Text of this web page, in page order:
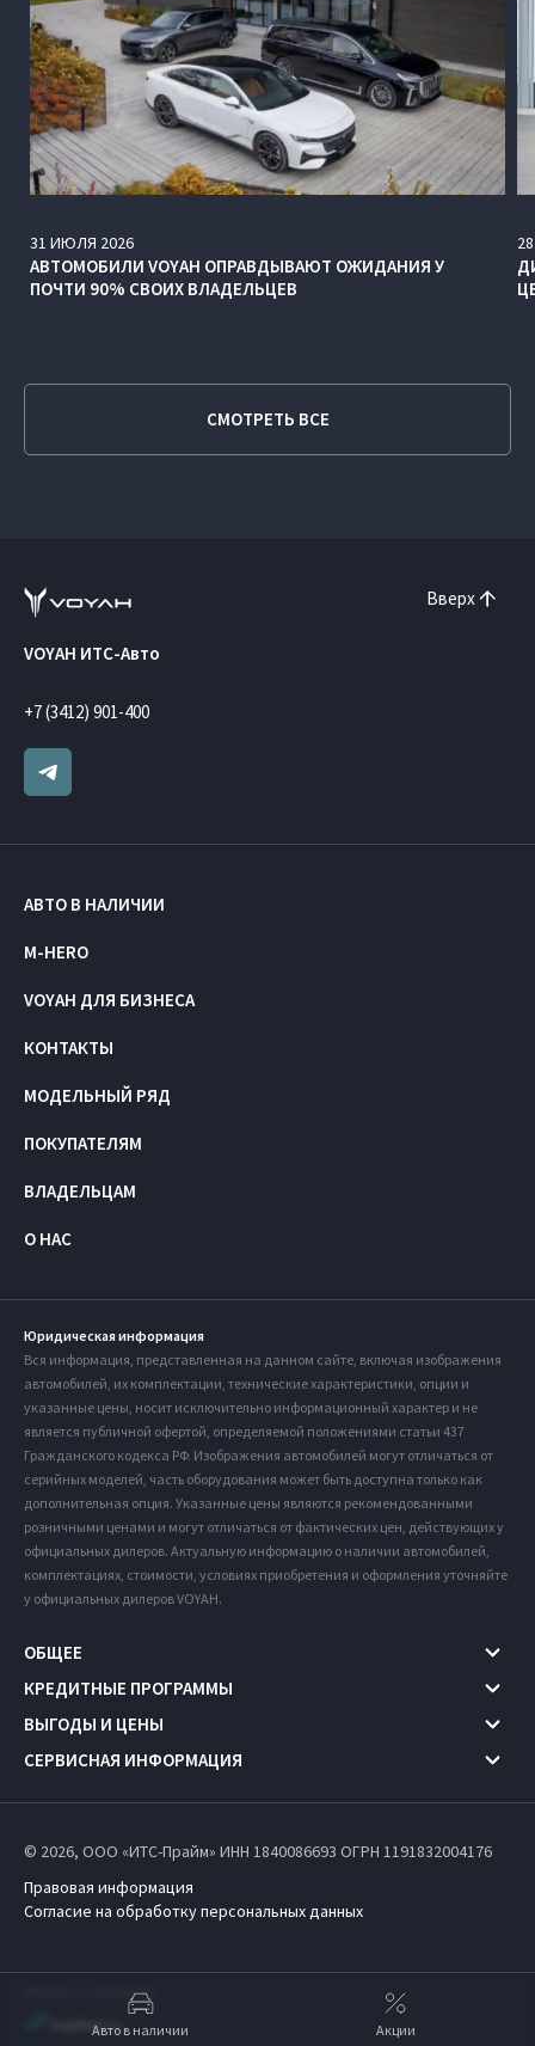
31 ИЮЛЯ 2026
АВТОМОБИЛИ VOYAH ОПРАВДЫВАЮТ ОЖИДАНИЯ У
ПОЧТИ 90% СВОИХ ВЛАДЕЛЬЦЕВ
28
СМОТРЕТЬ ВСЕ
Вверх
VOYAH ИТС-Авто
+7 (3412) 901-400
АВТО В НАЛИЧИИ
M-HERO
VOYAH ДЛЯ БИЗНЕСА
КОНТАКТЫ
МОДЕЛЬНЫЙ РЯД
ПОКУПАТЕЛЯМ
ВЛАДЕЛЬЦАМ
О НАС
Юридическая информация
Вся информация, представленная на данном сайте, включая изображения
автомобилей, их комплектации, технические характеристики, опции и
указанные цены, носит исключительно информационный характер и не
является публичной офертой, определяемой положениями статьи 437
Гражданского кодекса РФ. Изображения автомобилей могут отличаться от
серийных моделей, часть оборудования может быть доступна только как
дополнительная опция. Указанные цены являются рекомендованными
розничными ценами и могут отличаться от фактических цен, действующих у
официальных дилеров. Актуальную информацию о наличии автомобилей,
комплектациях, стоимости, условиях приобретения и оформления уточняйте
у официальных дилеров VOYAH.
ОБЩЕЕ
КРЕДИТНЫЕ ПРОГРАММЫ
ВЫГОДЫ И ЦЕНЫ
СЕРВИСНАЯ ИНФОРМАЦИЯ
© 2026, ООО «ИТС-Прайм» ИНН 1840086693 ОГРН 1191832004176
Правовая информация
Согласие на обработку персональных данных
Работает на технологиях
Авто в наличии Акции